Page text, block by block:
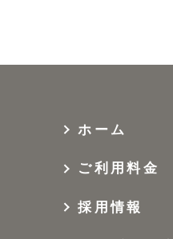
ホーム
ご利用料金
採用情報